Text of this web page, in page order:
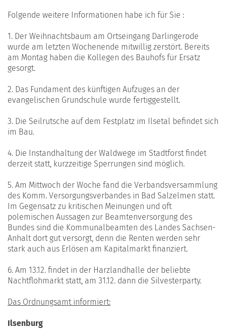
Folgende weitere Informationen habe ich für Sie :
1. Der Weihnachtsbaum am Ortseingang Darlingerode
wurde am letzten Wochenende mitwillig zerstört. Bereits
am Montag haben die Kollegen des Bauhofs für Ersatz
gesorgt.
2. Das Fundament des künftigen Aufzuges an der
evangelischen Grundschule wurde fertiggestellt.
3. Die Seilrutsche auf dem Festplatz im Ilsetal befindet sich
im Bau.
4. Die Instandhaltung der Waldwege im Stadtforst findet
derzeit statt, kurzzeitige Sperrungen sind möglich.
5. Am Mittwoch der Woche fand die Verbandsversammlung
des Komm. Versorgungsverbandes in Bad Salzelmen statt.
Im Gegensatz zu kritischen Meinungen und oft
polemischen Aussagen zur Beamtenversorgung des
Bundes sind die Kommunalbeamten des Landes Sachsen-
Anhalt dort gut versorgt, denn die Renten werden sehr
stark auch aus Erlösen am Kapitalmarkt finanziert.
6. Am 13.12. findet in der Harzlandhalle der beliebte
Nachtflohmarkt statt, am 31.12. dann die Silvesterparty.
Das Ordnungsamt informiert:
Ilsenburg